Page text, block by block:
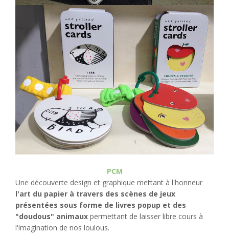
PCM
Une découverte design et graphique mettant à l'honneur
l'art du papier à travers des scènes de jeux
présentées sous forme de livres popup et des
"doudous" animaux permettant de laisser libre cours à
l'imagination de nos loulous.